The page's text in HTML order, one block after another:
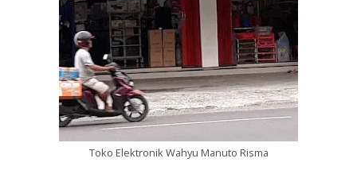
Toko Elektronik Wahyu Manuto Risma